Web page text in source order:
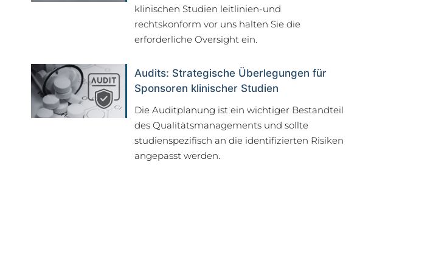
klinischen Studien leitlinien-und
rechtskonform vor uns halten Sie die
erforderliche Oversight ein.
Audits: Strategische Überlegungen für
Sponsoren klinischer Studien
Die Auditplanung ist ein wichtiger Bestandteil
des Qualitätsmanagements und sollte
studienspezifisch an die identifizierten Risiken
angepasst werden.